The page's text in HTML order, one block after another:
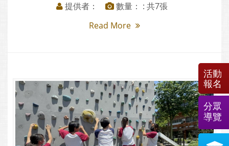
提供者：
數量： : 共7張
Read More
活動
報名
分眾
導覽